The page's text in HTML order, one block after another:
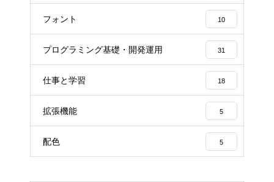
フォント 10
プログラミング基礎・開発運用 31
仕事と学習 18
拡張機能 5
配色 5